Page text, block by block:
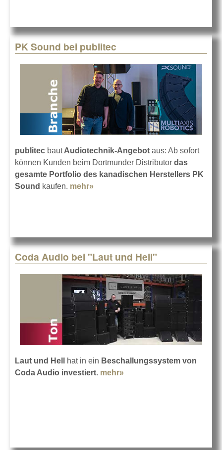
PK Sound bei publitec
publitec bautAudiotechnik-Angebot aus: Ab sofort
können Kunden beim Dortmunder Distributor das
gesamte Portfolio des kanadischen Herstellers PK
Sound kaufen. mehr»
Coda Audio bei "Laut und Hell"
Laut und Hell hat in ein Beschallungssystem von
Coda Audio investiert. mehr»